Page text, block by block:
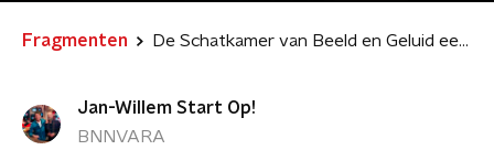
Fragmenten De Schatkamer van Beeld en Geluid een miljoen (!) keer bezocht
Jan-Willem Start Op!
BNNVARA